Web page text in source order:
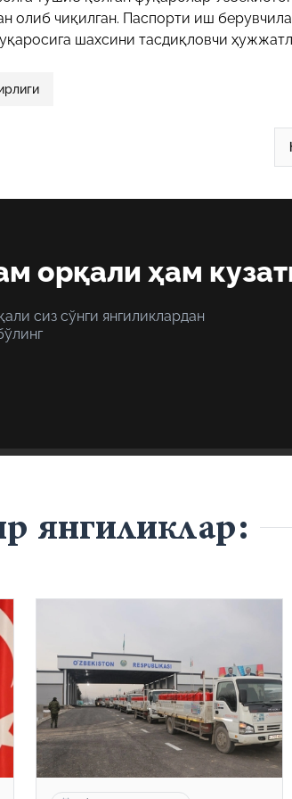
олиб чиқилган. Паспорти иш
шахсини тасдиқловчи
орқали ҳам
сиз сўнги янгиликлардан
янгиликлар: